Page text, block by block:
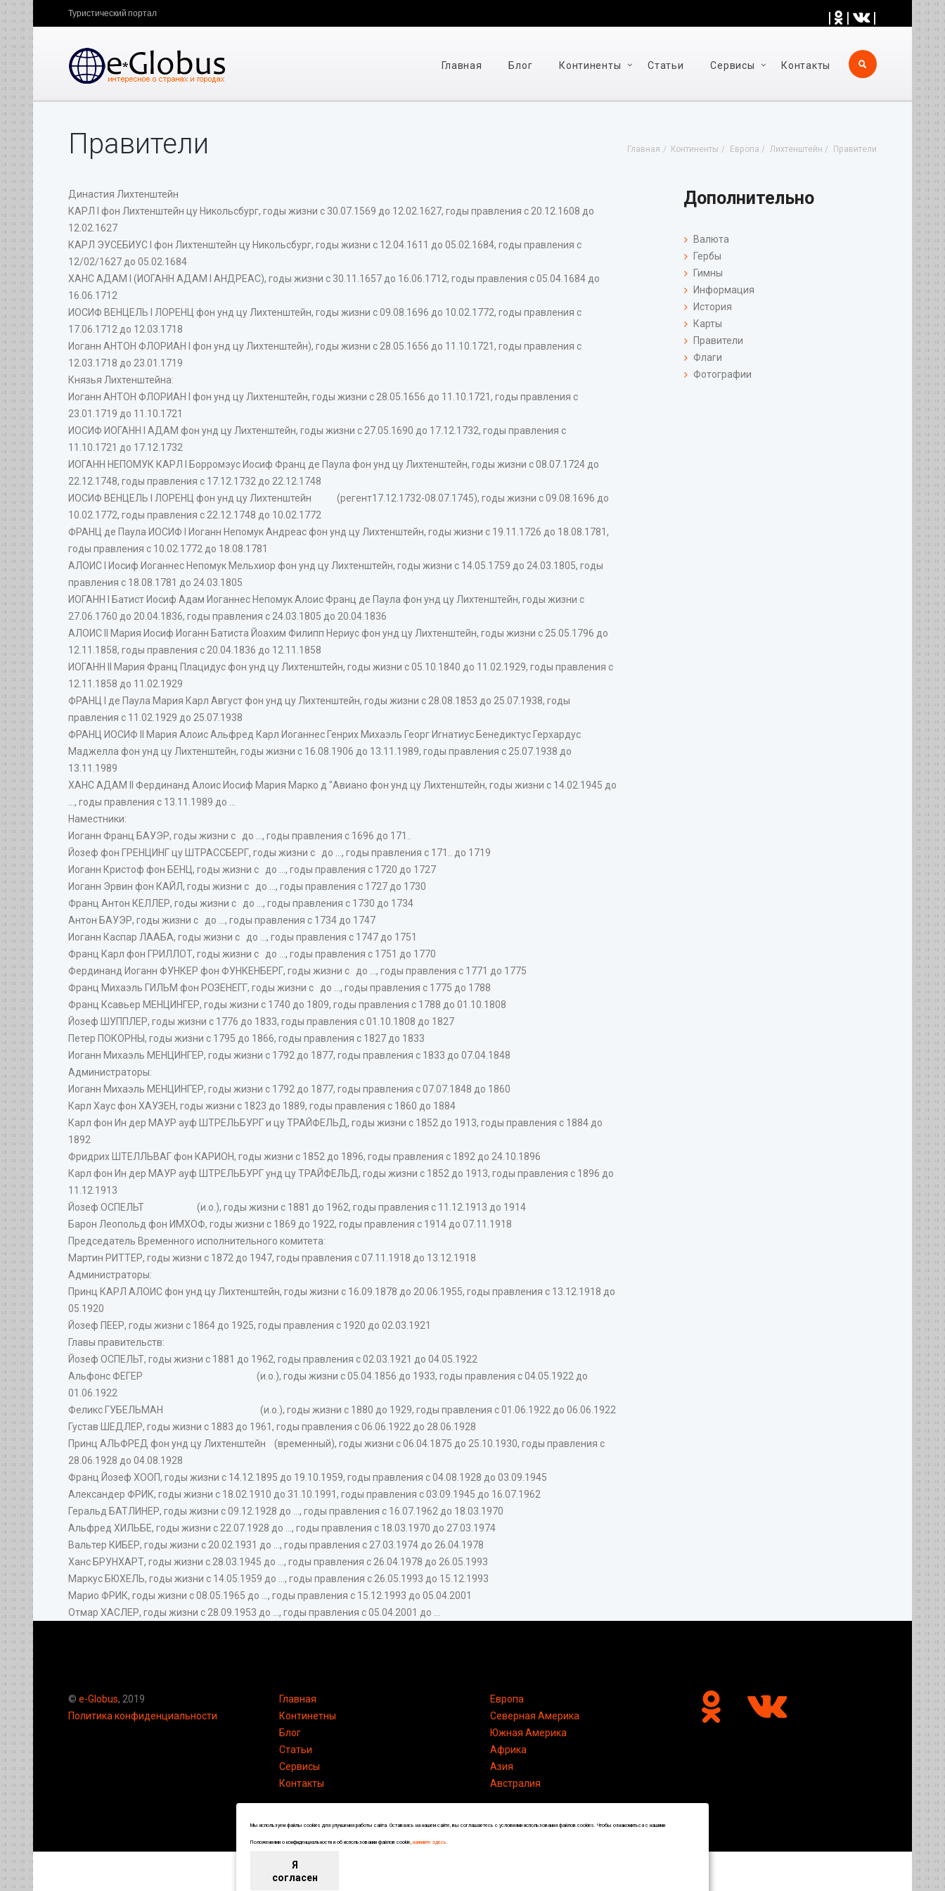
| | |
Туристический портал
Главная Блог Континенты Статьи Cервисы Контакты
Главная Континенты Европа Лихтенштейн Правители
Правители
Династия Лихтенштейн
КАРЛ I фон Лихтенштейн цу Никольсбург, годы жизни с 30.07.1569 до 12.02.1627, годы правления с 20.12.1608 до
12.02.1627
КАРЛ ЭУСЕБИУС I фон Лихтенштейн цу Никольсбург, годы жизни с 12.04.1611 до 05.02.1684, годы правления с
12/02/1627 до 05.02.1684
ХАНС АДАМ I (ИОГАНН АДАМ I АНДРЕАС), годы жизни с 30.11.1657 до 16.06.1712, годы правления с 05.04.1684 до
16.06.1712
ИОСИФ ВЕНЦЕЛЬ I ЛОРЕНЦ фон унд цу Лихтенштейн, годы жизни с 09.08.1696 до 10.02.1772, годы правления с
17.06.1712 до 12.03.1718
Иоганн АНТОН ФЛОРИАН I фон унд цу Лихтенштейн), годы жизни с 28.05.1656 до 11.10.1721, годы правления с
12.03.1718 до 23.01.1719
Князья Лихтенштейна:
Иоганн АНТОН ФЛОРИАН I фон унд цу Лихтенштейн, годы жизни с 28.05.1656 до 11.10.1721, годы правления с
23.01.1719 до 11.10.1721
ИОСИФ ИОГАНН I АДАМ фон унд цу Лихтенштейн, годы жизни с 27.05.1690 до 17.12.1732, годы правления с
11.10.1721 до 17.12.1732
ИОГАНН НЕПОМУК КАРЛ I Борромэус Иосиф Франц де Паула фон унд цу Лихтенштейн, годы жизни с 08.07.1724 до
22.12.1748, годы правления с 17.12.1732 до 22.12.1748
ИОСИФ ВЕНЦЕЛЬ I ЛОРЕНЦ фон унд цу Лихтенштейн (регент17.12.1732-08.07.1745), годы жизни с 09.08.1696 до
10.02.1772, годы правления с 22.12.1748 до 10.02.1772
ФРАНЦ де Паула ИОСИФ I Иоганн Непомук Андреас фон унд цу Лихтенштейн, годы жизни с 19.11.1726 до 18.08.1781,
годы правления с 10.02.1772 до 18.08.1781
АЛОИС I Иосиф Иоганнес Непомук Мельхиор фон унд цу Лихтенштейн, годы жизни с 14.05.1759 до 24.03.1805, годы
правления с 18.08.1781 до 24.03.1805
ИОГАНН I Батист Иосиф Адам Иоганнес Непомук Алоис Франц де Паула фон унд цу Лихтенштейн, годы жизни с
27.06.1760 до 20.04.1836, годы правления с 24.03.1805 до 20.04.1836
АЛОИС II Мария Иосиф Иоганн Батиста Йоахим Филипп Нериус фон унд цу Лихтенштейн, годы жизни с 25.05.1796 до
12.11.1858, годы правления с 20.04.1836 до 12.11.1858
ИОГАНН II Мария Франц Плацидус фон унд цу Лихтенштейн, годы жизни с 05.10.1840 до 11.02.1929, годы правления с
12.11.1858 до 11.02.1929
ФРАНЦ I де Паула Мария Карл Август фон унд цу Лихтенштейн, годы жизни с 28.08.1853 до 25.07.1938, годы
правления с 11.02.1929 до 25.07.1938
ФРАНЦ ИОСИФ II Мария Алоис Альфред Карл Иоганнес Генрих Михаэль Георг Игнатиус Бенедиктус Герхардус
Маджелла фон унд цу Лихтенштейн, годы жизни с 16.08.1906 до 13.11.1989, годы правления с 25.07.1938 до
13.11.1989
ХАНС АДАМ II Фердинанд Алоис Иосиф Мария Марко д "Авиано фон унд цу Лихтенштейн, годы жизни с 14.02.1945 до
..., годы правления с 13.11.1989 до ...
Наместники:
Иоганн Франц БАУЭР, годы жизни с до ..., годы правления с 1696 до 171..
Йозеф фон ГРЕНЦИНГ цу ШТРАССБЕРГ, годы жизни с до ..., годы правления с 171.. до 1719
Иоганн Кристоф фон БЕНЦ, годы жизни с до ..., годы правления с 1720 до 1727
Иоганн Эрвин фон КАЙЛ, годы жизни с до ..., годы правления с 1727 до 1730
Франц Антон КЕЛЛЕР, годы жизни с до ..., годы правления с 1730 до 1734
Антон БАУЭР, годы жизни с до ..., годы правления с 1734 до 1747
Иоганн Каспар ЛААБА, годы жизни с до ..., годы правления с 1747 до 1751
Франц Карл фон ГРИЛЛОТ, годы жизни с до ..., годы правления с 1751 до 1770
Фердинанд Иоганн ФУНКЕР фон ФУНКЕНБЕРГ, годы жизни с до ..., годы правления с 1771 до 1775
Франц Михаэль ГИЛЬМ фон РОЗЕНЕГГ, годы жизни с до ..., годы правления с 1775 до 1788
Франц Ксавьер МЕНЦИНГЕР, годы жизни с 1740 до 1809, годы правления с 1788 до 01.10.1808
Йозеф ШУППЛЕР, годы жизни с 1776 до 1833, годы правления с 01.10.1808 до 1827
Петер ПОКОРНЫ, годы жизни с 1795 до 1866, годы правления с 1827 до 1833
Иоганн Михаэль МЕНЦИНГЕР, годы жизни с 1792 до 1877, годы правления с 1833 до 07.04.1848
Администраторы:
Иоганн Михаэль МЕНЦИНГЕР, годы жизни с 1792 до 1877, годы правления с 07.07.1848 до 1860
Карл Хаус фон ХАУЗЕН, годы жизни с 1823 до 1889, годы правления с 1860 до 1884
Карл фон Ин дер МАУР ауф ШТРЕЛЬБУРГ и цу ТРАЙФЕЛЬД, годы жизни с 1852 до 1913, годы правления с 1884 до
1892
Фридрих ШТЕЛЛЬВАГ фон КАРИОН, годы жизни с 1852 до 1896, годы правления с 1892 до 24.10.1896
Карл фон Ин дер МАУР ауф ШТРЕЛЬБУРГ унд цу ТРАЙФЕЛЬД, годы жизни с 1852 до 1913, годы правления с 1896 до
11.12.1913
Йозеф ОСПЕЛЬТ (и.о.), годы жизни с 1881 до 1962, годы правления с 11.12.1913 до 1914
Барон Леопольд фон ИМХОФ, годы жизни с 1869 до 1922, годы правления с 1914 до 07.11.1918
Председатель Временного исполнительного комитета:
Мартин РИТТЕР, годы жизни с 1872 до 1947, годы правления с 07.11.1918 до 13.12.1918
Администраторы:
Принц КАРЛ АЛОИС фон унд цу Лихтенштейн, годы жизни с 16.09.1878 до 20.06.1955, годы правления с 13.12.1918 до
05.1920
Йозеф ПЕЕР, годы жизни с 1864 до 1925, годы правления с 1920 до 02.03.1921
Главы правительств:
Йозеф ОСПЕЛЬТ, годы жизни с 1881 до 1962, годы правления с 02.03.1921 до 04.05.1922
Альфонс ФЕГЕР (и.о.), годы жизни с 05.04.1856 до 1933, годы правления с 04.05.1922 до
01.06.1922
Феликс ГУБЕЛЬМАН (и.о.), годы жизни с 1880 до 1929, годы правления с 01.06.1922 до 06.06.1922
Густав ШЕДЛЕР, годы жизни с 1883 до 1961, годы правления с 06.06.1922 до 28.06.1928
Принц АЛЬФРЕД фон унд цу Лихтенштейн (временный), годы жизни с 06.04.1875 до 25.10.1930, годы правления с
28.06.1928 до 04.08.1928
Франц Йозеф ХООП, годы жизни с 14.12.1895 до 19.10.1959, годы правления с 04.08.1928 до 03.09.1945
Александер ФРИК, годы жизни с 18.02.1910 до 31.10.1991, годы правления с 03.09.1945 до 16.07.1962
Геральд БАТЛИНЕР, годы жизни с 09.12.1928 до ..., годы правления с 16.07.1962 до 18.03.1970
Альфред ХИЛЬБЕ, годы жизни с 22.07.1928 до ..., годы правления с 18.03.1970 до 27.03.1974
Вальтер КИБЕР, годы жизни с 20.02.1931 до ..., годы правления с 27.03.1974 до 26.04.1978
Ханс БРУНХАРТ, годы жизни с 28.03.1945 до ..., годы правления с 26.04.1978 до 26.05.1993
Маркус БЮХЕЛЬ, годы жизни с 14.05.1959 до ..., годы правления с 26.05.1993 до 15.12.1993
Марио ФРИК, годы жизни с 08.05.1965 до ..., годы правления с 15.12.1993 до 05.04.2001
Отмар ХАСЛЕР, годы жизни с 28.09.1953 до ..., годы правления с 05.04.2001 до ...
Дополнительно
Валюта
Гербы
Гимны
Информация
История
Карты
Правители
Флаги
Фотографии
© e-Globus, 2019
Политика конфиденциальности
Главная
Континетны
Блог
Статьи
Сервисы
Контакты
Европа
Северная Америка
Южная Америка
Африка
Азия
Австралия
Мы используем файлы cookies для улучшения работы сайта. Оставаясь на нашем сайте, вы соглашаетесь с условиями использования файлов cookies. Чтобы ознакомиться с нашими
Положениями о конфиденциальности и об использовании файлов cookie, нажмите здесь.
Я
согласен